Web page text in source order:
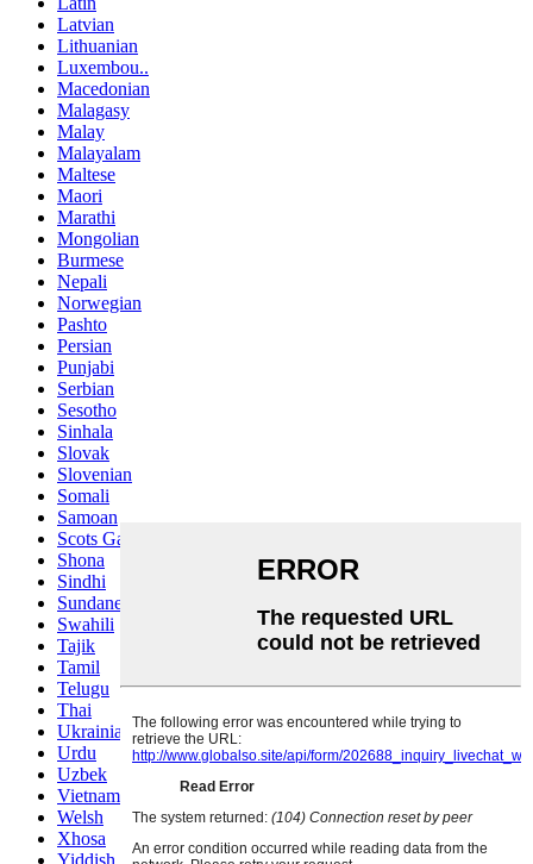
Latvian
Lithuanian
Luxembou..
Macedonian
Malagasy
Malay
Malayalam
Maltese
Maori
Marathi
Mongolian
Burmese
Nepali
Norwegian
Pashto
Persian
Punjabi
Serbian
Sesotho
Sinhala
Slovak
Slovenian
Somali
Samoan
Scots Gaelic
Shona
Sindhi
Sundanese
Swahili
Tajik
Tamil
Telugu
Thai
Ukrainian
Urdu
Uzbek
Vietnamese
Welsh
Xhosa